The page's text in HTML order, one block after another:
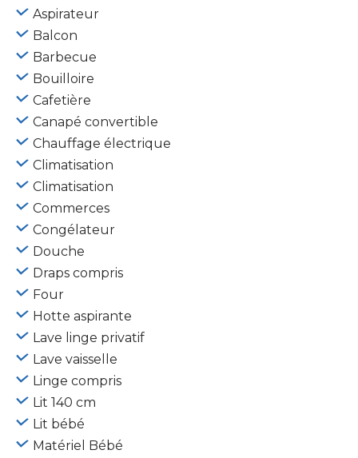
Aspirateur
Balcon
Barbecue
Bouilloire
Cafetière
Canapé convertible
Chauffage électrique
Climatisation
Climatisation
Commerces
Congélateur
Douche
Draps compris
Four
Hotte aspirante
Lave linge privatif
Lave vaisselle
Linge compris
Lit 140 cm
Lit bébé
Matériel Bébé